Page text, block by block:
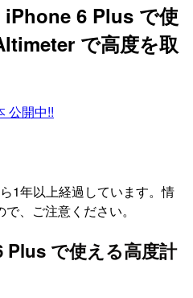
6 Plus で使
で高度を取
公開中!!
1年以上経過しています。情
、ご注意ください。
で使える高度計